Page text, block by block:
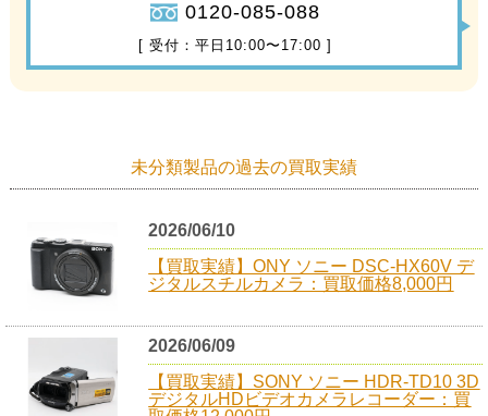
0120-085-088
[ 受付：平日10:00〜17:00 ]
未分類製品の過去の買取実績
2026/06/10
【買取実績】ONY ソニー DSC-HX60V デ
ジタルスチルカメラ：買取価格8,000円
2026/06/09
【買取実績】SONY ソニー HDR-TD10 3D
デジタルHDビデオカメラレコーダー：買